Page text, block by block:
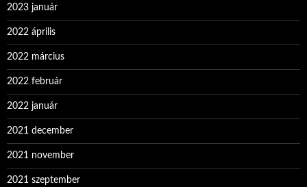
2023 január
2022 április
2022 március
2022 február
2022 január
2021 december
2021 november
2021 szeptember